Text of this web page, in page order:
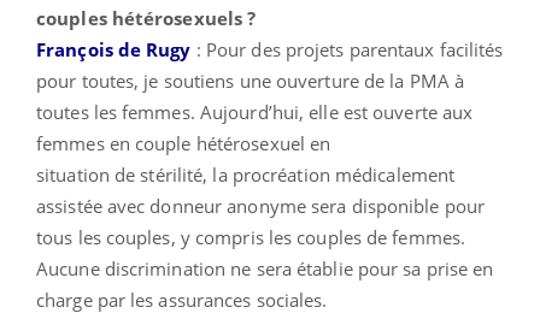
couples hétérosexuels ?
François de Rugy : Pour des projets parentaux facilités
pour toutes, je soutiens une ouverture de la PMA à
toutes les femmes. Aujourd’hui, elle est ouverte aux
femmes en couple hétérosexuel en
situation de stérilité, la procréation médicalement
assistée avec donneur anonyme sera disponible pour
tous les couples, y compris les couples de femmes.
Aucune discrimination ne sera établie pour sa prise en
charge par les assurances sociales.